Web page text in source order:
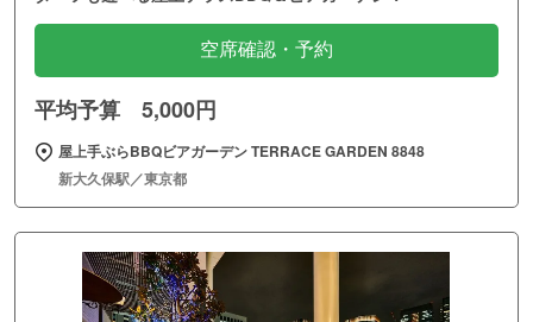
空席確認・予約
平均予算 5,000円
屋上手ぶらBBQビアガーデン TERRACE GARDEN 8848
新大久保駅／東京都